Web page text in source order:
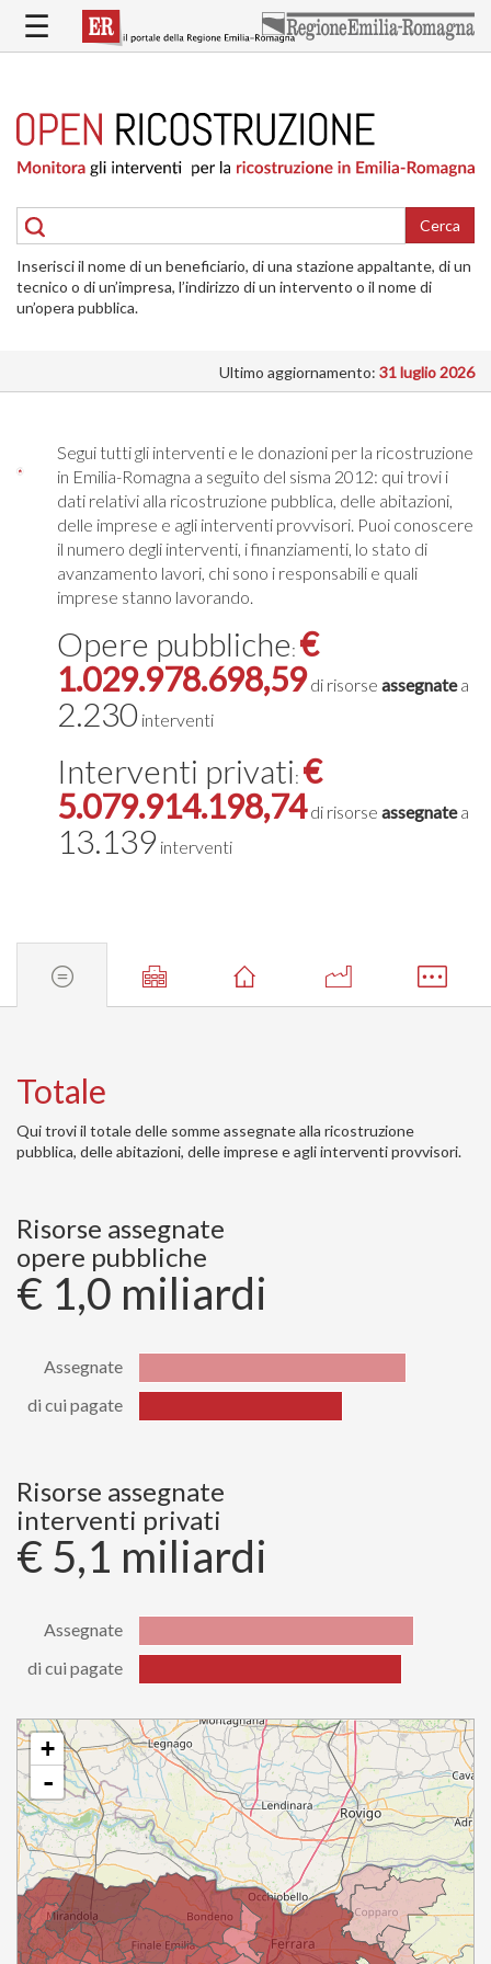
contenuto
RICOSTRUZIONE
PUBBLICA
DELLE
ABITAZIONI
RICOSTRUZIONE
ATTIVITÀ
INTERVENTI
INTERVIENE
☰
Cerca
Inserisci il nome di un beneficiario, di una stazione appaltante, di un
tecnico o di un’impresa, l’indirizzo di un intervento o il nome di
un’opera pubblica.
Ultimo aggiornamento: 31 luglio 2026
Segui tutti gli interventi e le donazioni per la ricostruzione
in Emilia-Romagna a seguito del sisma 2012: qui trovi i
dati relativi alla ricostruzione pubblica, delle abitazioni,
delle imprese e agli interventi provvisori. Puoi conoscere
il numero degli interventi, i finanziamenti, lo stato di
avanzamento lavori, chi sono i responsabili e quali
imprese stanno lavorando.
Opere pubbliche: €
1.029.978.698,59di risorseassegnatea
2.230 interventi
Interventi privati: €
5.079.914.198,74di risorseassegnatea
13.139 interventi
Totale
Qui trovi il totale delle somme assegnate alla ricostruzione
pubblica, delle abitazioni, delle imprese e agli interventi provvisori.
Risorse assegnate
opere pubbliche
€ 1,0 miliardi
Assegnate
di cui pagate
pagate
784200900.07
Risorse assegnate
interventi privati
€ 5,1 miliardi
Assegnate
di cui pagate
Assegnate5079914198.74
di cui
pagate
4867753790.60
+
-